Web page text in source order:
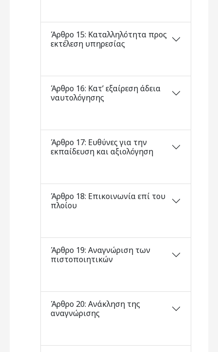
Άρθρο 15: Καταλληλότητα προς
εκτέλεση υπηρεσίας
Άρθρο 16: Κατ’ εξαίρεση άδεια
ναυτολόγησης
Άρθρο 17: Ευθύνες για την
εκπαίδευση και αξιολόγηση
Άρθρο 18: Επικοινωνία επί του
πλοίου
Άρθρο 19: Αναγνώριση των
πιστοποιητικών
Άρθρο 20: Ανάκληση της
αναγνώρισης